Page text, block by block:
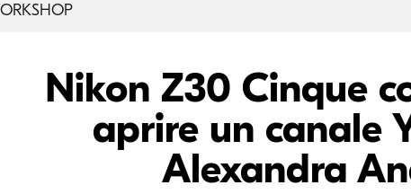
Nikon Z30 Cinque
aprire un canale
Alexandra